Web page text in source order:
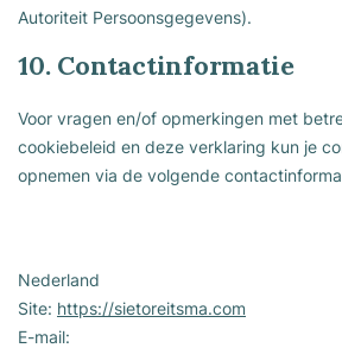
Autoriteit Persoonsgegevens).
10. Contactinformatie
Voor vragen en/of opmerkingen met
cookiebeleid en deze verklaring kun je
opnemen via de volgende
Nederland
Site: https://sietoreitsma.com
E-mail: